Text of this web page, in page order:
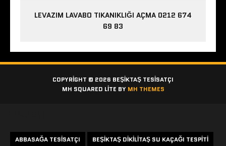
LEVAZIM LAVABO TIKANIKLIĞI AÇMA 0212 674
69 83
COPYRIGHT © 2026 BEŞIKTAŞ TESISATÇI
MH SQUARED LITE BY MH THEMES
ABBASAĞA TESISATÇI
BEŞIKTAŞ DIKILITAŞ SU KAÇAĞI TESPITI